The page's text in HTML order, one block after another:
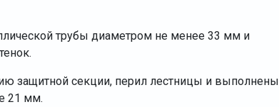
трубы диаметром не менее 33 мм и
защитной секции, перил лестницы и выполнены
21 мм.